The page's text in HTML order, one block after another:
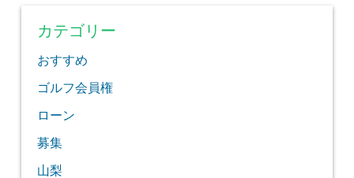
カテゴリー
おすすめ
ゴルフ会員権
ローン
募集
山梨